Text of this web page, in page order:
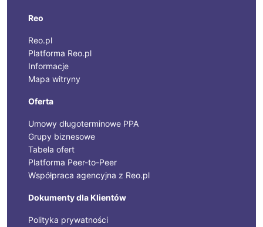
Reo
Reo.pl
Platforma Reo.pl
Informacje
Mapa witryny
Oferta
Umowy długoterminowe PPA
Grupy biznesowe
Tabela ofert
Platforma Peer-to-Peer
Współpraca agencyjna z Reo.pl
Dokumenty dla Klientów
Polityka prywatności